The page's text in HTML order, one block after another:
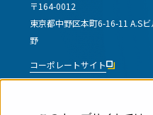
〒164-0012
東京都中野区本町6-16-11 A.Sビ
野
コーポレートサイト
公共